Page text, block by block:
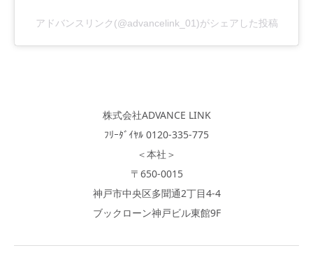
アドバンスリンク(@advancelink_01)がシェアした投稿
株式会社ADVANCE LINK
ﾌﾘｰﾀﾞｲﾔﾙ 0120-335-775
＜本社＞
〒650-0015
神戸市中央区多聞通2丁目4-4
ブックローン神戸ビル東館9F